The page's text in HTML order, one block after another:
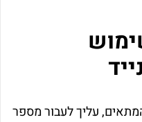
עליך לעבור מספר